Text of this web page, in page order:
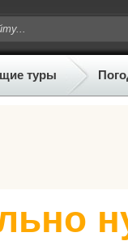
туры